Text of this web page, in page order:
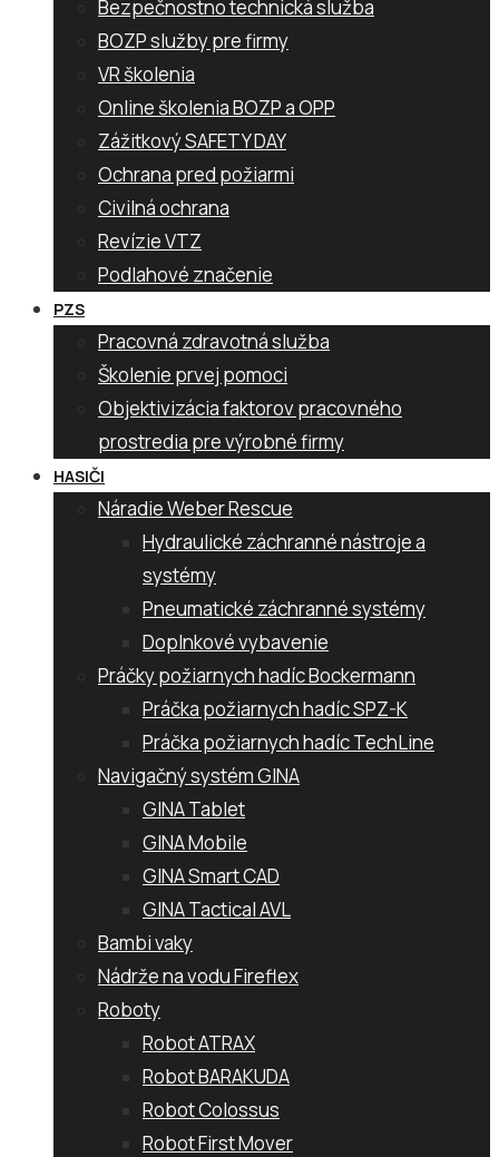
Bezpečnostno technická služba
BOZP služby pre firmy
VR školenia
Online školenia BOZP a OPP
Zážitkový SAFETY DAY
Ochrana pred požiarmi
Civilná ochrana
Revízie VTZ
Podlahové značenie
PZS
Pracovná zdravotná služba
Školenie prvej pomoci
Objektivizácia faktorov pracovného
prostredia pre výrobné firmy
HASIČI
Náradie Weber Rescue
Hydraulické záchranné nástroje a
systémy
Pneumatické záchranné systémy
Doplnkové vybavenie
Práčky požiarnych hadíc Bockermann
Práčka požiarnych hadíc SPZ-K
Práčka požiarnych hadíc TechLine
Navigačný systém GINA
GINA Tablet
GINA Mobile
GINA Smart CAD
GINA Tactical AVL
Bambi vaky
Nádrže na vodu Fireflex
Roboty
Robot ATRAX
Robot BARAKUDA
Robot Colossus
Robot First Mover